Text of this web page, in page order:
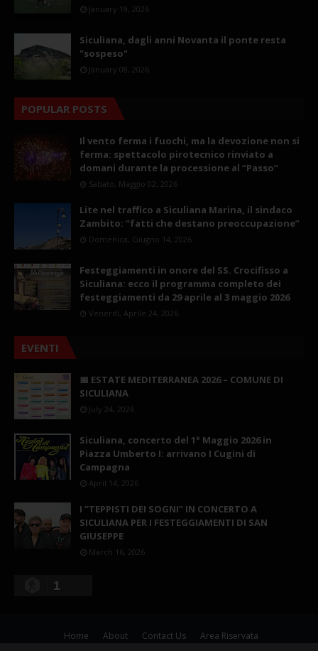
January 19, 2026
Siculiana, dagli anni Novanta il ponte resta
"sospeso"
January 08, 2026
POPULAR POSTS
Il vento ferma i fuochi, ma la devozione non si
ferma: spettacolo pirotecnico rinviato a
domani durante la processione al “Passo”
Sabato, Maggio 02, 2026
Lite nel traffico a Siculiana Marina, il sindaco
Zambito: “fatti che destano preoccupazione”
Domenica, Giugno 14, 2026
Festeggiamenti in onore del SS. Crocifisso a
Siculiana: ecco il programma completo dei
festeggiamenti da 29 aprile al 3 maggio 2026
Venerdì, Aprile 24, 2026
EVENTI
📅 ESTATE MEDITERRANEA 2026 – COMUNE DI
SICULIANA
July 24, 2026
Siculiana, concerto del 1° Maggio 2026 in
Piazza Umberto I: arrivano I Cugini di
Campagna
April 14, 2026
I “TEPPISTI DEI SOGNI” IN CONCERTO A
SICULIANA PER I FESTEGGIAMENTI DI SAN
GIUSEPPE
March 16, 2026
1
Home About Contact Us Area Riservata